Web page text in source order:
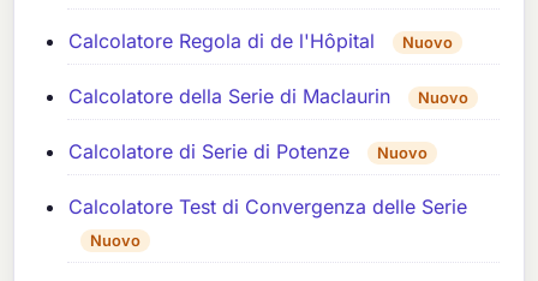
Calcolatore Regola di de l'Hôpital Nuovo
Calcolatore della Serie di Maclaurin Nuovo
Calcolatore di Serie di Potenze Nuovo
Calcolatore Test di Convergenza delle Serie
Nuovo